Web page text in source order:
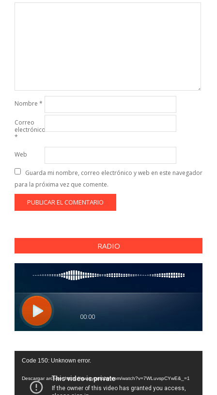
Nombre *
Correo
electrónico
*
Web
Guarda mi nombre, correo electrónico y web en este navegador
para la próxima vez que comente.
RADIO
Reproductor
vídeo
Code 150: Unknown error.
Descargar archivo: https://www.youtube.com/watch?v=7WLuvspCYwE&_=1